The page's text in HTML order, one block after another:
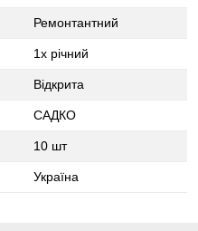
Ремонтантний
1х річний
Відкрита
САДКО
10 шт
Україна